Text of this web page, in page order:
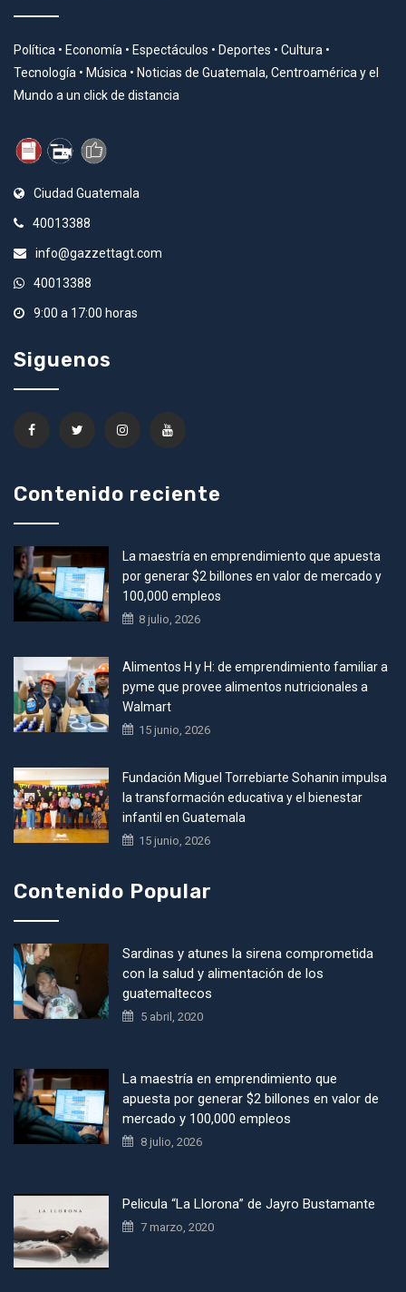
Política • Economía • Espectáculos • Deportes • Cultura •
Tecnología • Música • Noticias de Guatemala, Centroamérica y el
Mundo a un click de distancia
Ciudad Guatemala
40013388
info@gazzettagt.com
40013388
9:00 a 17:00 horas
Siguenos
Contenido reciente
La maestría en emprendimiento que apuesta
por generar $2 billones en valor de mercado y
100,000 empleos
8 julio, 2026
Alimentos H y H: de emprendimiento familiar a
pyme que provee alimentos nutricionales a
Walmart
15 junio, 2026
Fundación Miguel Torrebiarte Sohanin impulsa
la transformación educativa y el bienestar
infantil en Guatemala
15 junio, 2026
Contenido Popular
Sardinas y atunes la sirena comprometida
con la salud y alimentación de los
guatemaltecos
5 abril, 2020
La maestría en emprendimiento que
apuesta por generar $2 billones en valor de
mercado y 100,000 empleos
8 julio, 2026
Pelicula “La Llorona” de Jayro Bustamante
7 marzo, 2020